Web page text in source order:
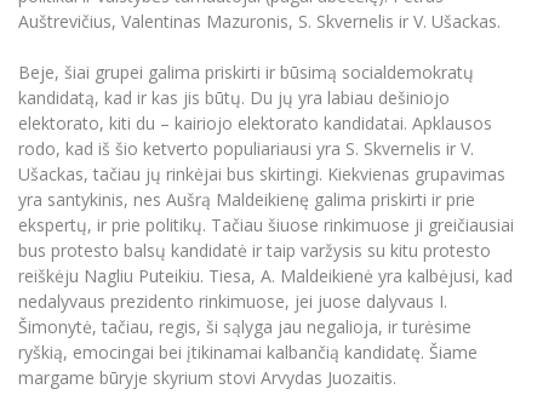
Auštrevičius, Valentinas Mazuronis, S. Skvernelis ir V. Ušackas.
Beje, šiai grupei galima priskirti ir būsimą socialdemokratų
kandidatą, kad ir kas jis būtų. Du jų yra labiau dešiniojo
elektorato, kiti du – kairiojo elektorato kandidatai. Apklausos
rodo, kad iš šio ketverto populiariausi yra S. Skvernelis ir V.
Ušackas, tačiau jų rinkėjai bus skirtingi. Kiekvienas grupavimas
yra santykinis, nes Aušrą Maldeikienę galima priskirti ir prie
ekspertų, ir prie politikų. Tačiau šiuose rinkimuose ji greičiausiai
bus protesto balsų kandidatė ir taip varžysis su kitu protesto
reiškėju Nagliu Puteikiu. Tiesa, A. Maldeikienė yra kalbėjusi, kad
nedalyvaus prezidento rinkimuose, jei juose dalyvaus I.
Šimonytė, tačiau, regis, ši sąlyga jau negalioja, ir turėsime
ryškią, emocingai bei įtikinamai kalbančią kandidatę. Šiame
margame būryje skyrium stovi Arvydas Juozaitis.